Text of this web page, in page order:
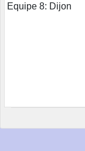
Equipe 8: Dijon